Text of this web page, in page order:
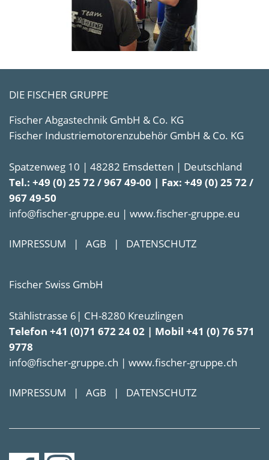
DIE FISCHER GRUPPE
Fischer Abgastechnik GmbH & Co. KG
Fischer Industriemotorenzubehör GmbH & Co. KG
Spatzenweg 10 | 48282 Emsdetten | Deutschland
Tel.: +49 (0) 25 72 / 967 49-00 | Fax: +49 (0) 25 72 /
967 49-50
info@fischer-gruppe.eu | www.fischer-gruppe.eu
IMPRESSUM | AGB | DATENSCHUTZ
Fischer Swiss GmbH
Stählistrasse 6| CH-8280 Kreuzlingen
Telefon +41 (0)71 672 24 02 | Mobil +41 (0) 76 571
9778
info@fischer-gruppe.ch | www.fischer-gruppe.ch
IMPRESSUM | AGB | DATENSCHUTZ